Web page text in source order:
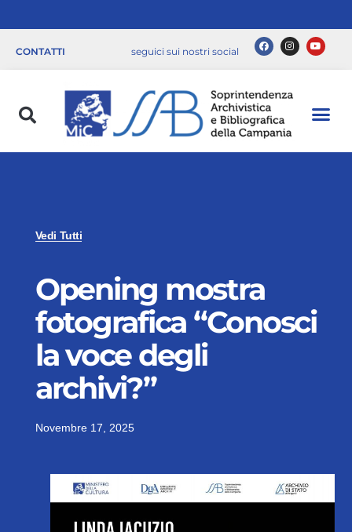
CONTATTI seguici sui nostri social
Vedi Tutti
Opening mostra
fotografica “Conosci
la voce degli
archivi?”
Novembre 17, 2025